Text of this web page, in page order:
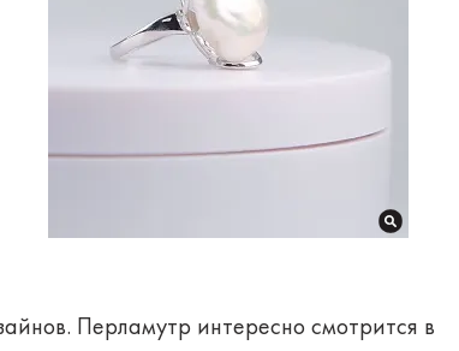
Перламутр интересно смотрится в